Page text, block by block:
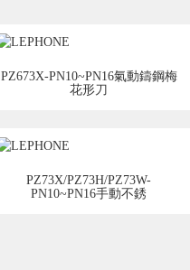
PZ673X-PN10~PN16氣動鑄鋼梅
花形刀
PZ73X/PZ73H/PZ73W-
PN10~PN16手動不銹